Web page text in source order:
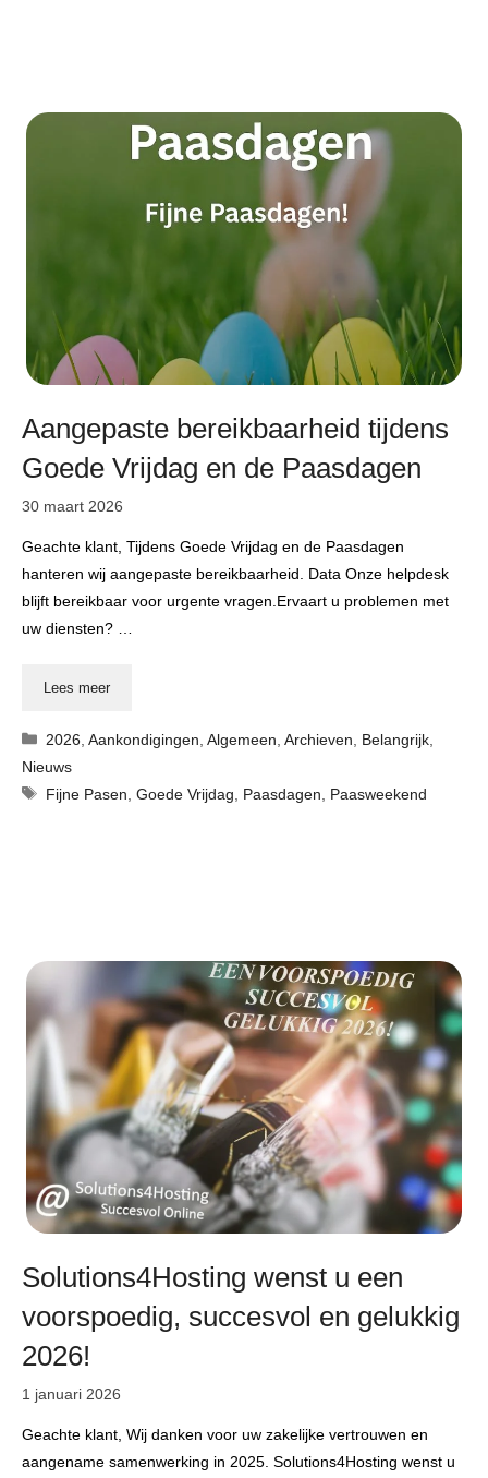
Aangepaste bereikbaarheid tijdens
Goede Vrijdag en de Paasdagen
30 maart 2026
Geachte klant, Tijdens Goede Vrijdag en de Paasdagen
hanteren wij aangepaste bereikbaarheid. Data Onze helpdesk
blijft bereikbaar voor urgente vragen.Ervaart u problemen met
uw diensten? …
Lees meer
Categorieën
2026 ,Aankondigingen ,Algemeen ,Archieven Belangrijk
Nieuws
Tags
Fijne Pasen ,Goede Vrijdag Paasdagen Paasweekend
Solutions4Hosting wenst u een
voorspoedig, succesvol en gelukkig
2026!
1 januari 2026
Geachte klant, Wij danken voor uw zakelijke vertrouwen en
aangename samenwerking in 2025. Solutions4Hosting wenst u